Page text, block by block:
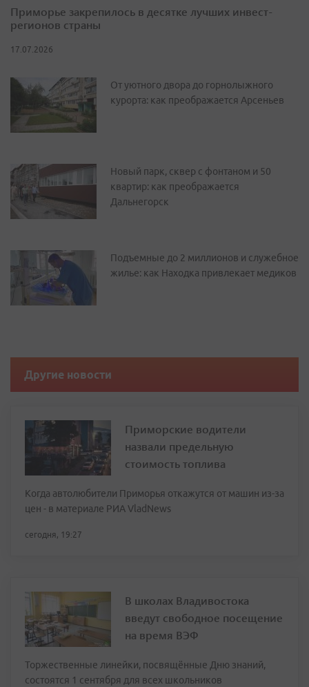
Приморье закрепилось в десятке лучших инвест-
регионов страны
17.07.2026
От уютного двора до горнолыжного
курорта: как преображается Арсеньев
Новый парк, сквер с фонтаном и 50
квартир: как преображается
Дальнегорск
Подъемные до 2 миллионов и служебное
жилье: как Находка привлекает медиков
Другие новости
Приморские водители
назвали предельную
стоимость топлива
Когда автолюбители Приморья откажутся от машин из-за
цен - в материале РИА VladNews
сегодня, 19:27
В школах Владивостока
введут свободное посещение
на время ВЭФ
Торжественные линейки, посвящённые Дню знаний,
состоятся 1 сентября для всех школьников